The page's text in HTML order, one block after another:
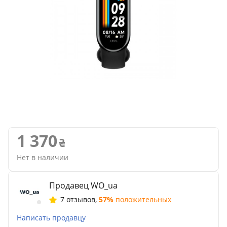
1 370
Нет в наличии
Продавец WO_ua
7 отзывов, 57% положительных
Написать продавцу